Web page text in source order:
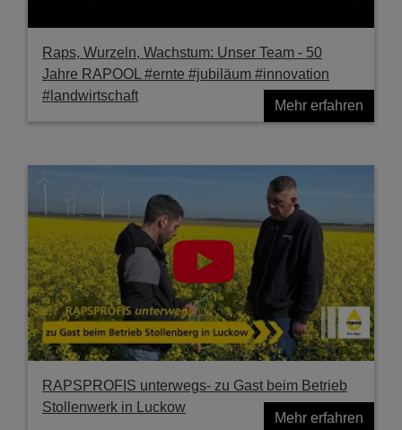
Raps, Wurzeln, Wachstum: Unser Team - 50
Jahre RAPOOL #ernte #jubiläum #innovation
#landwirtschaft
Mehr erfahren
RAPSPROFIS unterwegs- zu Gast beim Betrieb
Stollenwerk in Luckow
Mehr erfahren